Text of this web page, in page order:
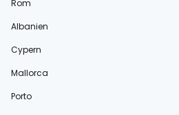
Rom
Albanien
Cypern
Mallorca
Porto